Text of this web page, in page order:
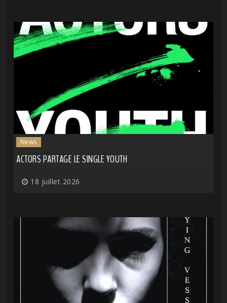
News
ACTORS PARTAGE LE SINGLE YOUTH
18 juillet 2026